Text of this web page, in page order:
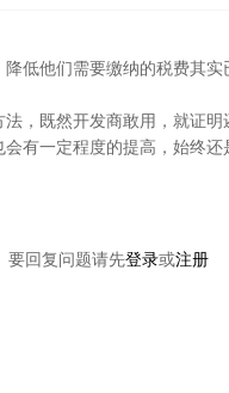
低他们需要缴纳的税费其
，既然开发商敢用，就证
有一定程度的提高，始终还
要回复问题请先登录或注册